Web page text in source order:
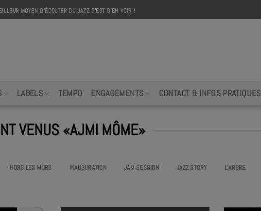
MOYEN D'ÉCOUTER DU JAZZ C'EST D'EN VOIR !
LABELS TEMPO ENGAGEMENTS CONTACT & INFOS PRATIQUES
VENUS «AJMI MÔME»
HORS LES MURS INAUGURATION JAM SESSION JAZZ STORY L’ARBRE